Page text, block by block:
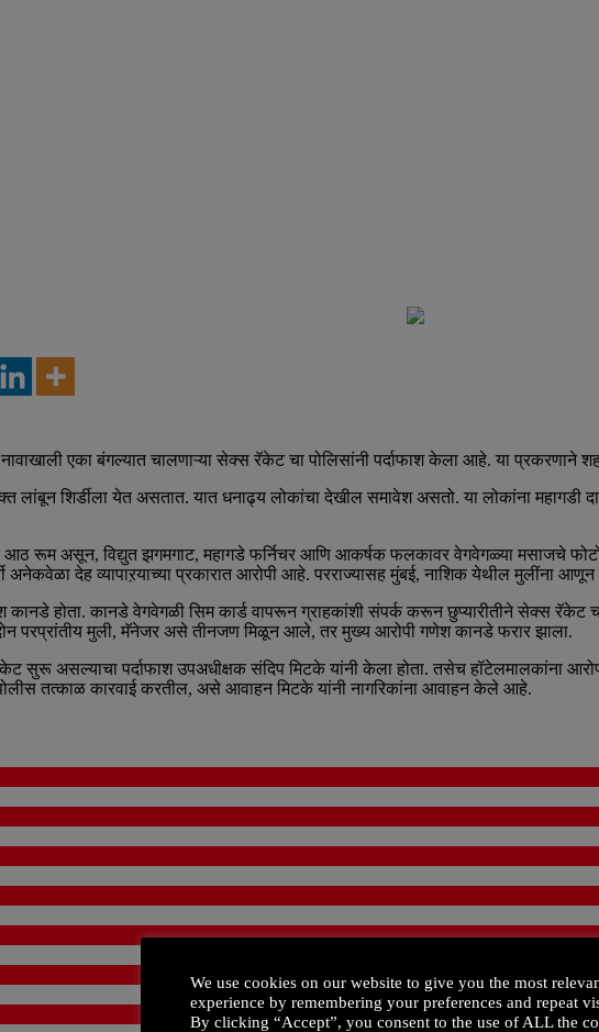
एका बंगल्यात चालणाऱ्या सेक्स रॅकेट चा पोलिसांनी पर्दाफाश केला आहे. या प्रकरणाने
येत असतात. यात धनाढ्य लोकांचा देखील समावेश असतो. या लोकांना महागडी
आठ रूम असून, विद्युत झगमगाट, महागडे फर्निचर आणि आकर्षक फलकावर वेगवेगळ्या मसाजचे
अनेकवेळा देह व्यापाऱयाच्या प्रकारात आरोपी आहे. परराज्यासह मुंबई, नाशिक येथील मुलींना
कानडे होता. कानडे वेगवेगळी सिम कार्ड वापरून ग्राहकांशी संपर्क करून छुप्यारीतीने सेक्स रॅकेट
परप्रांतीय मुली, मॅनेजर असे तीनजण मिळून आले, तर मुख्य आरोपी गणेश कानडे फरार झाला.
रॅकेट सुरू असल्याचा पर्दाफाश उपअधीक्षक संदिप मिटके यांनी केला होता. तसेच हॉटेलमालकांना
पोलीस तत्काळ कारवाई करतील, असे आवाहन मिटके यांनी नागरिकांना आवाहन केले आहे.
We use cookies on our website to give you the most
experience by remembering your preferences and repeat
By clicking “Accept”, you consent to the use of ALL the